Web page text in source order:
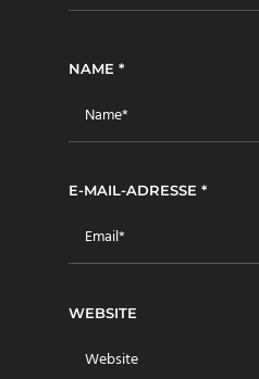
NAME *
E-MAIL-ADRESSE *
WEBSITE